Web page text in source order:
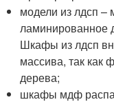
модели из лдсп –
ламинированное
Шкафы из лдсп
массива, так как
дерева;
шкафы мдф